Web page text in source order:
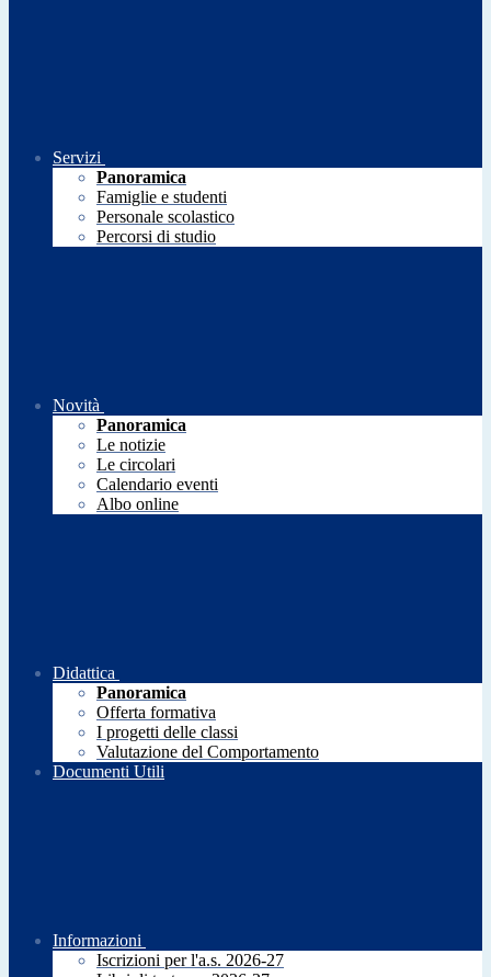
Servizi
Panoramica
Famiglie e studenti
Personale scolastico
Percorsi di studio
Novità
Panoramica
Le notizie
Le circolari
Calendario eventi
Albo online
Didattica
Panoramica
Offerta formativa
I progetti delle classi
Valutazione del Comportamento
Documenti Utili
Informazioni
Iscrizioni per l'a.s. 2026-27